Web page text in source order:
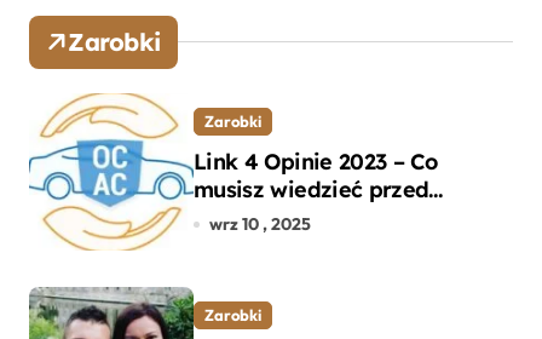
Zarobki
Zarobki
Link 4 Opinie 2023 – Co
musisz wiedzieć przed
wyborem ubezpieczenia OC i
wrz 10 , 2025
Zarobki